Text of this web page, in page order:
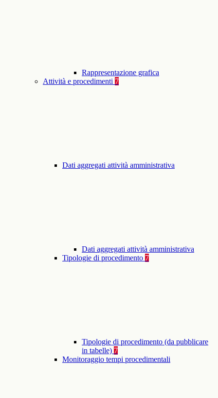
Rappresentazione grafica
Attività e procedimenti 7
Dati aggregati attività amministrativa
Dati aggregati attività amministrativa
Tipologie di procedimento 7
Tipologie di procedimento (da pubblicare
in tabelle) 7
Monitoraggio tempi procedimentali